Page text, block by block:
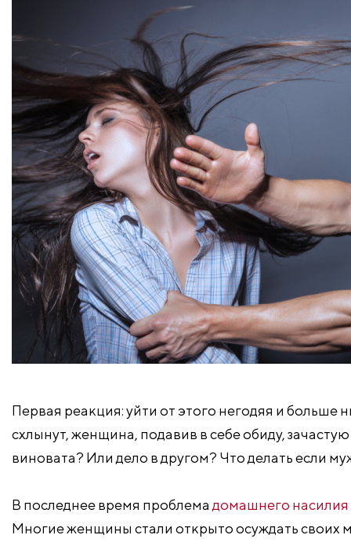
Первая реакция: уйти от этого негодяя и больше
схлынут, женщина, подавив в себе обиду,
виновата? Или дело в другом? Что делать если
В последнее время проблема домашнего
Многие женщины стали открыто осуждать своих